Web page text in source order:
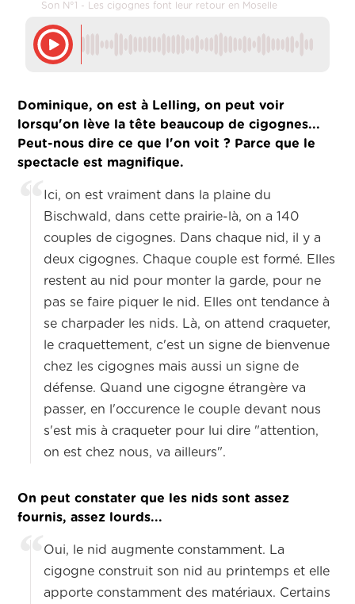
Son N°1 - Les cigognes font leur retour en Moselle
Dominique, on est à Lelling, on peut voir
lorsqu'on lève la tête beaucoup de cigognes...
Peut-nous dire ce que l'on voit ? Parce que le
spectacle est magnifique.
Ici, on est vraiment dans la plaine du
Bischwald, dans cette prairie-là, on a 140
couples de cigognes. Dans chaque nid, il y a
deux cigognes. Chaque couple est formé. Elles
restent au nid pour monter la garde, pour ne
pas se faire piquer le nid. Elles ont tendance à
se charpader les nids. Là, on attend craqueter,
le craquettement, c'est un signe de bienvenue
chez les cigognes mais aussi un signe de
défense. Quand une cigogne étrangère va
passer, en l'occurence le couple devant nous
s'est mis à craqueter pour lui dire "attention,
on est chez nous, va ailleurs".
On peut constater que les nids sont assez
fournis, assez lourds...
Oui, le nid augmente constamment. La
cigogne construit son nid au printemps et elle
apporte constamment des matériaux. Certains